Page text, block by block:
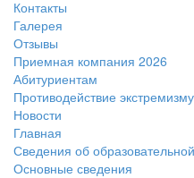
Контакты
Галерея
Отзывы
Приемная компания 2026
Абитуриентам
Противодействие
Новости
Главная
Сведения об
Основные сведения